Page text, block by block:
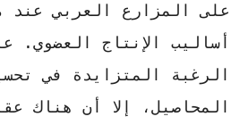
على المزارع العربي عند
أساليب الإنتاج العضوي.
الرغبة المتزايدة في
المحاصيل، إلا أن هناك